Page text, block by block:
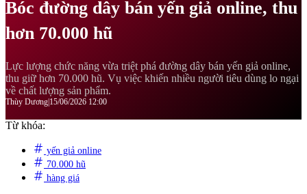
Bóc đường dây bán yến giả online, thu
hơn 70.000 hũ
Lực lượng chức năng vừa triệt phá đường dây bán yến giả online,
thu giữ hơn 70.000 hũ. Vụ việc khiến nhiều người tiêu dùng lo ngại
về chất lượng sản phẩm.
Thùy Dương 15/06/2026 12:00
Từ khóa:
yến giả online
70.000 hũ
hàng giá